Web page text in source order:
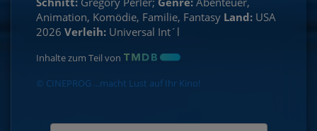
Animation, Komödie, Familie, Fantasy Land: USA
2026 Verleih: Universal Int´l
Inhalte zum Teil von
© CINEPROG ...macht Lust auf Ihr Kino!